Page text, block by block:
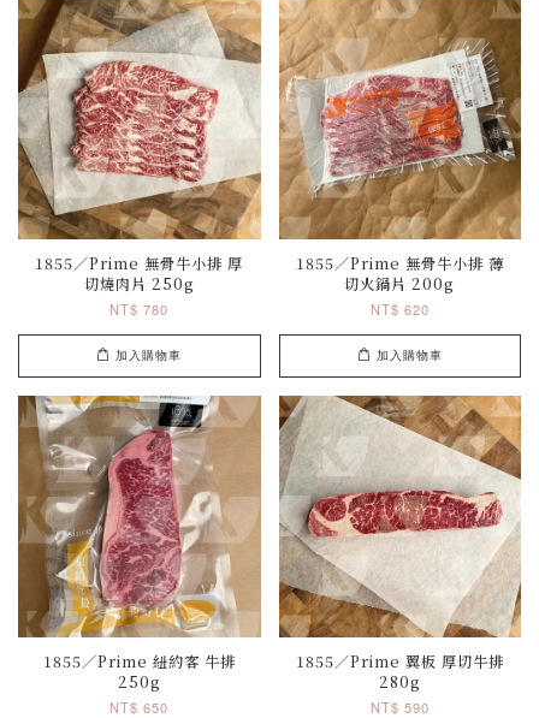
1855／Prime 無骨牛小排 厚
切燒肉片 250g
NT$ 780
加入購物車
1855／Prime 無骨牛小排 薄
切火鍋片 200g
NT$ 620
加入購物車
1855／Prime 紐約客 牛排
250g
NT$ 650
1855／Prime 翼板 厚切牛排
280g
NT$ 590